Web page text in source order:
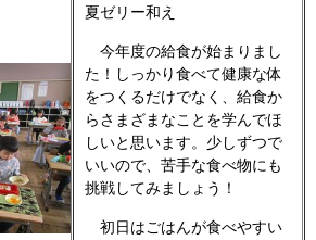
夏ゼリー和え
今年度の給食が始まりまし
た！しっかり食べて健康な体
をつくるだけでなく、給食か
らさまざまなことを学んでほ
しいと思います。少しずつで
いいので、苦手な食べ物にも
挑戦してみましょう！
初日はごはんが食べやすい